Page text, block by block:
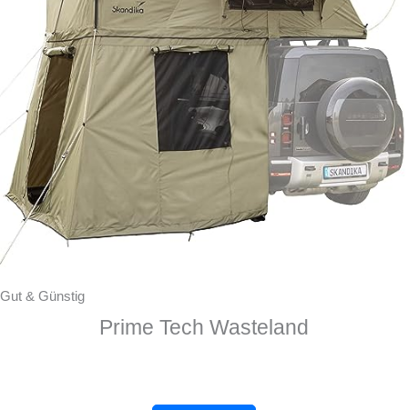
Gut & Günstig
Prime Tech Wasteland